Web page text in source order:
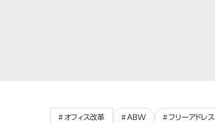
オフィス改革 ABW フリーアドレス